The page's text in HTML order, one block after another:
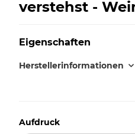
verstehst -
Eigenschaften
Herstellerinformationen
Aufdruck